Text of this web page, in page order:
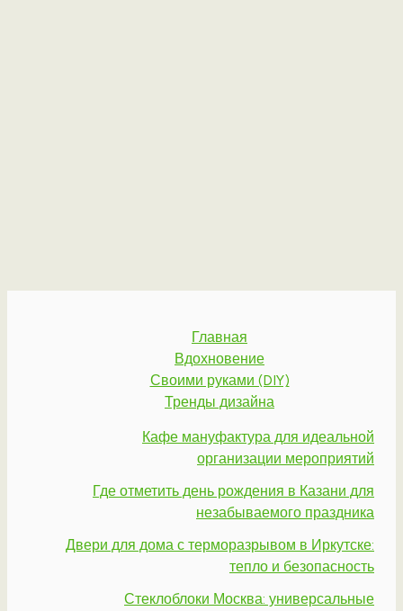
Главная
Вдохновение
Своими руками (DIY)
Тренды дизайна
Кафе мануфактура для идеальной
организации мероприятий
Где отметить день рождения в Казани для
незабываемого праздника
Двери для дома с терморазрывом в Иркутске:
тепло и безопасность
Стеклоблоки Москва: универсальные